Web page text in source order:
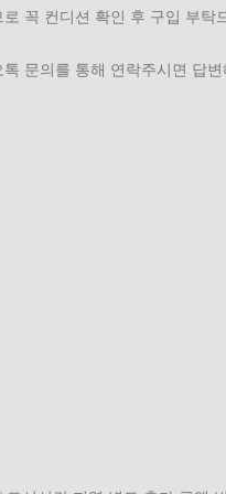
꼭 컨디션 확인 후 구입 부탁
문의를 통해 연락주시면 답